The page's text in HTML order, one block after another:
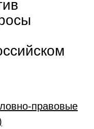
правовые